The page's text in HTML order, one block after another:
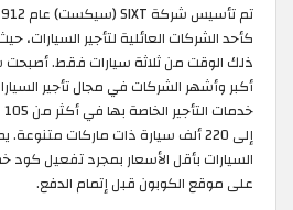
كأحد الشركات العائلية لتأجير
ذلك الوقت من ثلاثة سيارات فقط.
أكبر وأشهر الشركات في مجال تأجير
إلى 220 ألف سيارة ذات ماركات
على موقع الكوبون قبل إتمام الدفع.